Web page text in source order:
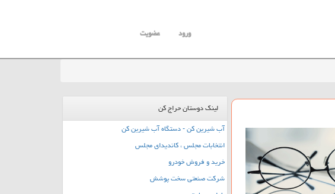
ورود عضویت
لینک دوستان حراج کن
آب شیرین کن - دستگاه آب شیرین کن
انتخابات مجلس ، کاندیدای مجلس
خرید و فروش خودرو
شرکت صنعتی سخت پوشش